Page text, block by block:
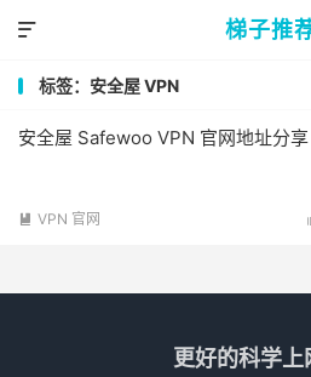
梯子推

标签：安全屋 VPN
安全屋 Safewoo VPN 官网地址分享
 VPN 官网
更好的科学上